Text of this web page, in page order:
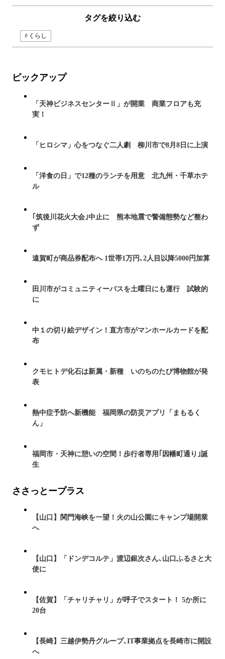
タグを絞り込む
くらし
ピックアップ
「天神ビジネスセンターⅡ」が開業 商業フロアも充
実！
「ヒロシマ」心をつなぐ二人劇 柳川市で8月8日に上演
「洋食の日」で12種のランチを用意 北九州・千草ホテ
ル
｢筑後川花火大会｣中止に 熊本地震で警備態勢など整わ
ず
遠賀町が商品券配布へ 1世帯1万円､2人目以降5000円加算
田川市がコミュニティーバスを土曜日にも運行 試験的
に
中１の切り絵デザイン！直方市がマンホールカードを配
布
クモヒトデ化石は新属・新種 いのちのたび博物館が発
表
熱中症予防へ新機能 福岡県の防災アプリ「まもるく
ん」
福岡市・天神に憩いの空間！歩行者専用｢因幡町通り｣誕
生
ささっとープラス
【山口】関門海峡を一望！火の山公園にキャンプ場開業
へ
【山口】「ドンデコルテ」渡辺銀次さん､山口ふるさと大
使に
【佐賀】「チャリチャリ」が呼子でスタート！ 5か所に
20台
【長崎】三越伊勢丹グループ､IT事業拠点を長崎市に開設
へ